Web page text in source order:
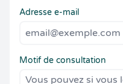
Adresse e-mail
Motif de consultation